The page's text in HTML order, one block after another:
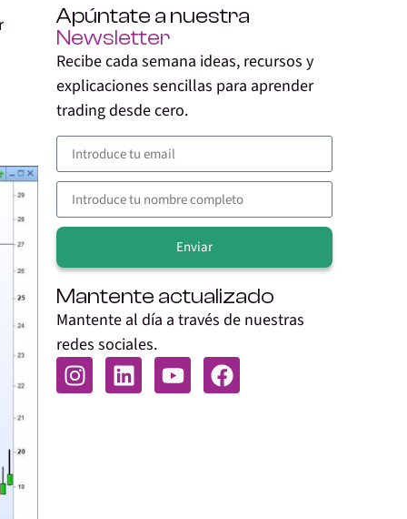
Apúntate a nuestra
Newsletter
Recibe cada semana ideas, recursos y
explicaciones sencillas para aprender
trading desde cero.
Enviar
Mantente actualizado
Mantente al día a través de nuestras
redes sociales.